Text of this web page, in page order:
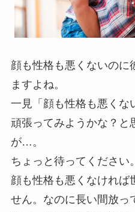
顔も性格も悪くないのに
ますよね。
一見「顔も性格も悪くな
頑張ってみようかな？と
が…。
ちょっと待ってください。
顔も性格も悪くなければ
せん。なのに長い間放っ